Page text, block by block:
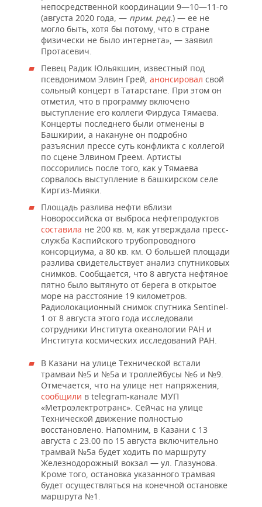
непосредственной координации 9—10—11-го
(августа 2020 года, — прим. ред.) — ее не
могло быть, хотя бы потому, что в стране
физически не было интернета», — заявил
Протасевич.
Певец Радик Юльякшин, известный под
псевдонимом Элвин Грей, анонсировал свой
сольный концерт в Татарстане. При этом он
отметил, что в программу включено
выступление его коллеги Фирдуса Тямаева.
Концерты последнего были отменены в
Башкирии, а накануне он подробно
разъяснил прессе суть конфликта с коллегой
по сцене Элвином Греем. Артисты
поссорились после того, как у Тямаева
сорвалось выступление в башкирском селе
Киргиз-Мияки.
Площадь разлива нефти вблизи
Новороссийска от выброса нефтепродуктов
составила не 200 кв. м, как утверждала пресс-
служба Каспийского трубопроводного
консорциума, а 80 кв. км. О большей площади
разлива свидетельствует анализ спутниковых
снимков. Сообщается, что 8 августа нефтяное
пятно было вытянуто от берега в открытое
море на расстояние 19 километров.
Радиолокационный снимок спутника Sentinel-
1 от 8 августа этого года исследовали
сотрудники Института океанологии РАН и
Института космических исследований РАН.
В Казани на улице Технической встали
трамваи №5 и №5а и троллейбусы №6 и №9.
Отмечается, что на улице нет напряжения,
сообщили в telegram-канале МУП
«Метроэлектротранс». Сейчас на улице
Технической движение полностью
восстановлено. Напомним, в Казани с 13
августа с 23.00 по 15 августа включительно
трамвай №5а будет ходить по маршруту
Железнодорожный вокзал — ул. Глазунова.
Кроме того, остановка указанного трамвая
будет осуществляться на конечной остановке
маршрута №1.